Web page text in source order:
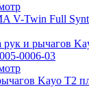
V-Twin Full
Kayo T2